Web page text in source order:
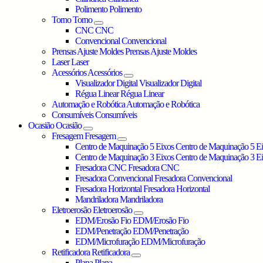
PolimentoPolimento
TornoTorno
CNCCNC
ConvencionalConvencional
Prensas Ajuste MoldesPrensas Ajuste Moldes
LaserLaser
AcessóriosAcessórios
Visualizador DigitalVisualizador Digital
Régua LinearRégua Linear
Automação e RobóticaAutomação e Robótica
ConsumíveisConsumíveis
OcasiãoOcasião
FresagemFresagem
Centro de Maquinação 5 EixosCentro de Maquinação 5
Centro de Maquinação 3 EixosCentro de Maquinação 3
Fresadora CNCFresadora CNC
Fresadora ConvencionalFresadora Convencional
Fresadora HorizontalFresadora Horizontal
MandriladoraMandriladora
EletroerosãoEletroerosão
EDM/Erosão FioEDM/Erosão Fio
EDM/PenetraçãoEDM/Penetração
EDM/MicrofuraçãoEDM/Microfuração
RetificadoraRetificadora